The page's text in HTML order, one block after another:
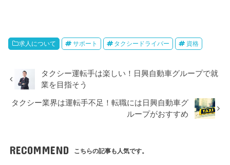
求人について サポート タクシードライバー 資格
タクシー運転手は楽しい！日興自動車グループで就
業を目指そう
タクシー業界は運転手不足！転職には日興自動車グ
ループがおすすめ
RECOMMEND こちらの記事も人気です。